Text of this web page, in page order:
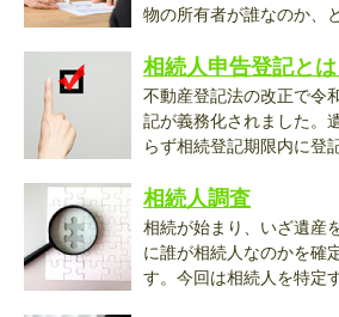
物の所有者が誰なのか、
相続人申告登記と
不動産登記法の改正で令
記が義務化されました。
らず相続登記期限内に登
相続人調査
相続が始まり、いざ遺産
に誰が相続人なのかを確
す。今回は相続人を特定